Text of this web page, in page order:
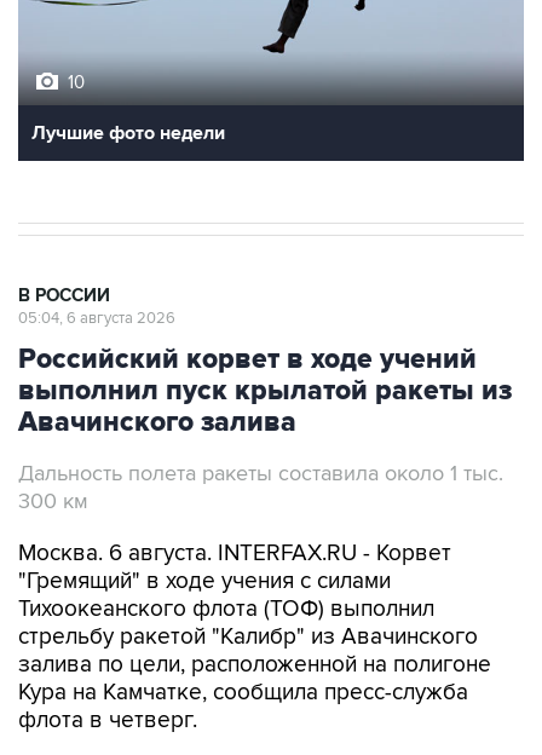
10
Лучшие фото недели
В РОССИИ
05:04, 6 августа 2026
Российский корвет в ходе учений
выполнил пуск крылатой ракеты из
Авачинского залива
Дальность полета ракеты составила около 1 тыс.
300 км
Москва. 6 августа. INTERFAX.RU - Корвет
"Гремящий" в ходе учения с силами
Тихоокеанского флота (ТОФ) выполнил
стрельбу ракетой "Калибр" из Авачинского
залива по цели, расположенной на полигоне
Кура на Камчатке, сообщила пресс-служба
флота в четверг.